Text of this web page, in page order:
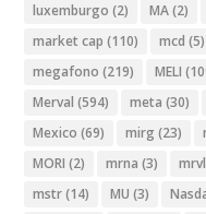
luxemburgo (2) MA(2)
market cap (110) mcd (5)
megafono (219) MELI
Merval (594) meta (30)
Mexico (69) mirg (23)
MORI (2) mrna (3) mrvl
mstr(14) MU (3)